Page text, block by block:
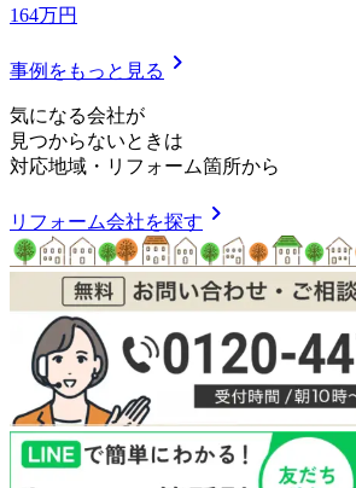
164万円
事例をもっと見る chevron_right
気になる会社が
見つからないときは
対応地域 ・ リフォーム箇所から
リフォーム会社を探す chevron_right